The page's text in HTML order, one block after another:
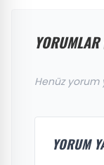
Henüz yorum
YORUM